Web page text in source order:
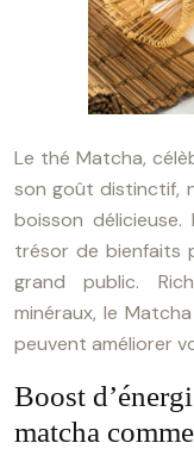
Le thé Matcha,
son goût distinctif,
boisson
trésor de bienfaits
grand public.
minéraux, le
peuvent améliorer
Boost
matcha